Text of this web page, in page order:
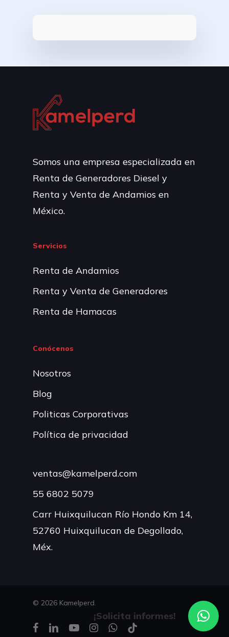
Somos una empresa especializada en
Renta de Generadores Diesel y
Renta y Venta de Andamios en
México.
Servicios
Renta de Andamios
Renta y Venta de Generadores
Renta de Hamacas
Conócenos
Nosotros
Blog
Politicas Corporativas
Política de privacidad
ventas@kamelperd.com
55 6802 5079
Carr Huixquilucan Río Hondo Km 14,
52760 Huixquilucan de Degollado,
Méx.
© 2026 Kamelperd.
facebooklinkedinyoutubeinstagramwhatsapp
tiktok
¡Solicita informes!